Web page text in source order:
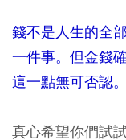
錢不是人生的全
一件事。但金錢
這一點無可否認。
真心希望你們試